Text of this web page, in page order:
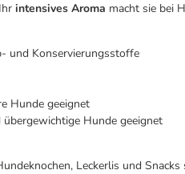
intensives Aroma macht sie bei
und Konservierungsstoffe
Hunde geeignet
Hunde geeignet
Leckerlis und